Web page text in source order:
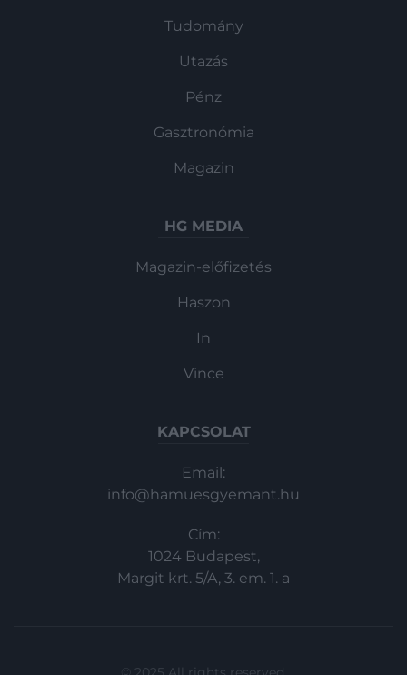
Tudomány
Utazás
Pénz
Gasztronómia
Magazin
HG MEDIA
Magazin-előfizetés
Haszon
In
Vince
KAPCSOLAT
Email:
info@hamuesgyemant.hu
Cím:
1024 Budapest,
Margit krt. 5/A, 3. em. 1. a